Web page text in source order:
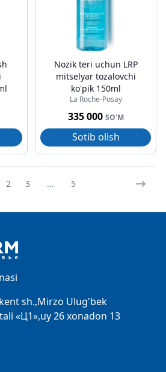
Nozik teri uchun LRP
mitselyar tozalovchi
ko'pik 150ml
La Roche-Posay
335 000 SO'M
Sotib olish
2 3 ... 5
sh.,Mirzo Ulug'bek
«Ц1»,uy 26 xonadon 13